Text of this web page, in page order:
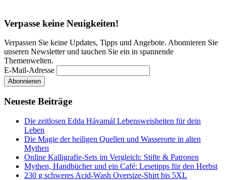
Verpasse keine Neuigkeiten!
Verpassen Sie keine Updates, Tipps und Angebote. Abonnieren Sie
unseren Newsletter und tauchen Sie ein in spannende
Themenwelten.
E-Mail-Adresse
Neueste Beiträge
Die zeitlosen Edda Hávamál Lebensweisheiten für dein
Leben
Die Magie der heiligen Quellen und Wasserorte in alten
Mythen
Online Kalligrafie‑Sets im Vergleich: Stifte & Patronen
Mythen, Handbücher und ein Café: Lesetipps für den Herbst
230 g schweres Acid-Wash Oversize-Shirt bis 5XL